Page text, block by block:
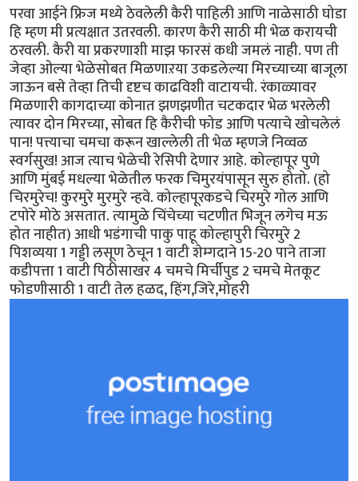
परवा आईने फ्रिज मध्ये ठेवलेली कैरी पाहिली आणि नाळेसाठी घोडा
हि म्हण मी प्रत्यक्षात उतरवली. कारण कैरी साठी मी भेळ करायची
ठरवली. कैरी या प्रकरणाशी माझ फारसं कधी जमलं नाही. पण ती
जेव्हा ओल्या भेळेसोबत मिळणाऱया उकडलेल्या मिरच्याच्या बाजूला
जाऊन बसे तेव्हा तिची दृष्टच काढविशी वाटायची. रंकाळ्यावर
मिळणारी कागदाच्या कोनात झणझणीत चटकदार भेळ भरलेली
त्यावर दोन मिरच्या, सोबत हि कैरीची फोड आणि पत्याचे खोचलेलं
पान! पत्त्याचा चमचा करून खाल्लेली ती भेळ म्हणजे निव्वळ
स्वर्गसुख! आज त्याच भेळेची रेसिपी देणार आहे. कोल्हापूर पुणे
आणि मुंबई मधल्या भेळेतील फरक चिमुरयंपासून सुरु होतो. (हो
चिरमुरेच! कुरमुरे मुरमुरे न्हवे. कोल्हापूरकडचे चिरमुरे गोल आणि
टपोरे मोठे असतात. त्यामुळे चिंचेच्या चटणीत भिजून लगेच मऊ
होत नाहीत) आधी भडंगाची पाकु पाहू कोल्हापुरी चिरमुरे 2
पिशव्यया 1 गड्डी लसूण ठेचून 1 वाटी शेम्गदाने 15-20 पाने ताजा
कडीपत्ता 1 वाटी पिठीसाखर 4 चमचे मिर्चीपुड 2 चमचे मेतकूट
फोडणीसाठी 1 वाटी तेल हळद, हिंग,जिरे,मोहरी